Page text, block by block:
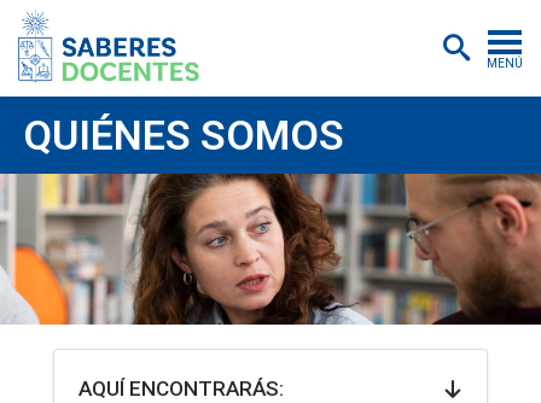
MENÚ
Cursos
Postítulos y diplomados
Asistencias educativas
Investigación
Publicaciones
Quiénes somos
QUIÉNES SOMOS
AQUÍ ENCONTRARÁS: